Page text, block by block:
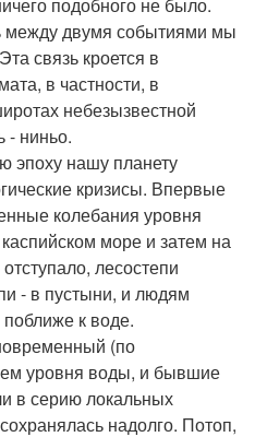
между двумя событиями мы
связь кроется в
в частности, в
небезызвестной
- ниньо.
эпоху нашу планету
кризисы. Впервые
колебания уровня
море и затем на
лесостепи
- в пустыни, и людям
к воде.
(по
уровня воды, и бывшие
в серию локальных
надолго. Потоп,